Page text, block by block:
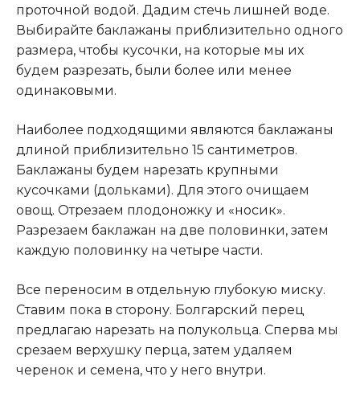
проточной водой. Дадим стечь лишней воде.
Выбирайте баклажаны приблизительно одного
размера, чтобы кусочки, на которые мы их
будем разрезать, были более или менее
одинаковыми.
Наиболее подходящими являются баклажаны
длиной приблизительно 15 сантиметров.
Баклажаны будем нарезать крупными
кусочками (дольками). Для этого очищаем
овощ. Отрезаем плодоножку и «носик».
Разрезаем баклажан на две половинки, затем
каждую половинку на четыре части.
Все переносим в отдельную глубокую миску.
Ставим пока в сторону. Болгарский перец
предлагаю нарезать на полукольца. Сперва мы
срезаем верхушку перца, затем удаляем
черенок и семена, что у него внутри.